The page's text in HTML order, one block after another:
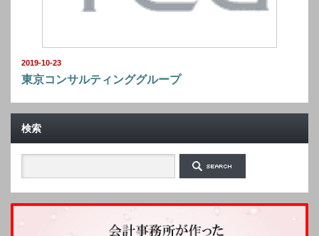
2019-10-23
東京コンサルティンググループ
検索